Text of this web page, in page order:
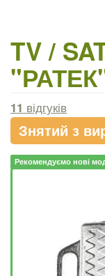
TV /
11 відгуків
Знятий з
Рекомендуємо нові